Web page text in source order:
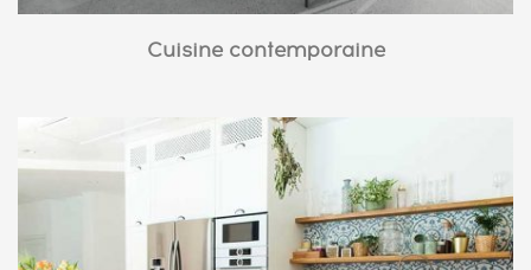
Cuisine contemporaine